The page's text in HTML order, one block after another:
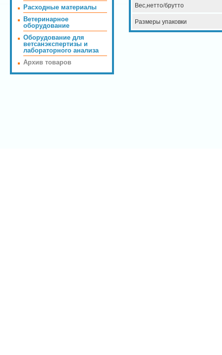
Вес,нетто/брутто
Размеры упаковки
Расходные материалы
Ветеринарное
оборудование
Оборудование для
ветсанэкспертизы и
лабораторного анализа
Архив товаров